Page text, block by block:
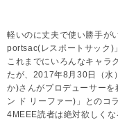
軽いのに丈夫で使い勝手が
portsac(レスポートサック)
これまでにいろんなキャラ
たが、2017年8月30日（水
か)さんがプロデューサー
ン ド リーファー)」とのコ
4MEEE読者は絶対欲しく